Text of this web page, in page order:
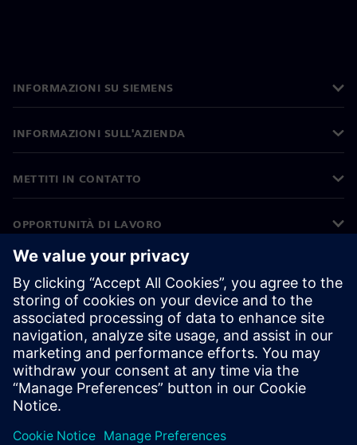
INFORMAZIONI SU SIEMENS
INFORMAZIONI SULL'AZIENDA
METTITI IN CONTATTO
OPPORTUNITÀ DI LAVORO
©Siemens 2026
Informazioni aziendali
Informativa sulla privacy
Informativa sui cookie
Condizioni di utilizzo